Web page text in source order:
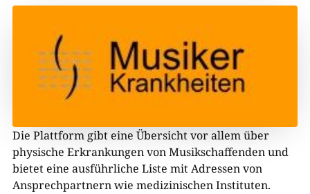
Die Plattform gibt eine Übersicht vor allem über
physische Erkrankungen von Musikschaffenden und
bietet eine ausführliche Liste mit Adressen von
Ansprechpartnern wie medizinischen Instituten.